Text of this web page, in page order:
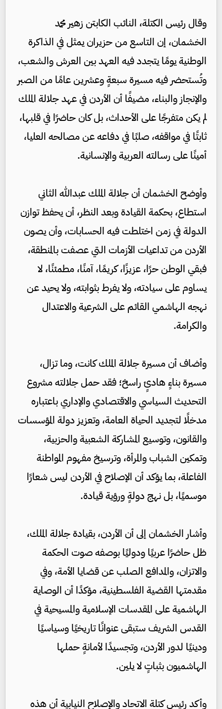
وقال رئيس الكتلة، النائب الكابتن زهير محمد
الخشمان، إن التاسع من حزيران يمثل في الذاكرة
الوطنية يومًا يتجدد فيه العهد بين العرش والشعب،
وتُستحضر فيه مسيرة سبعةٍ وعشرين عامًا من الصبر
والإنجاز والبناء، مضيفًا أن الأردن في عهد جلالة الملك
لم يكن متفرجًا على الأحداث، بل كان حاضرًا في قلبها،
ثابتًا في مواقفه، صلبًا في دفاعه عن مصالحه العليا،
أمينًا على رسالته العربية والإنسانية.
وأوضح الخشمان أن جلالة الملك عبدالله الثاني
استطاع، بحكمة القيادة وبعد النظر، أن يحفظ توازن
الدولة في زمن اختلطت فيه الحسابات، وأن يصون
الأردن من تداعيات الأزمات التي عصفت بالمنطقة،
فبقي الوطن حرًا، عزيزًا، كريمًا، آمنًا، مطمئنًا، لا
يساوم على سيادته، ولا يفرط بثوابته، ولا يحيد عن
نهجه الهاشمي القائم على الشرعية والاعتدال
والكرامة.
وأضاف أن مسيرة جلالة الملك كانت، وما تزال،
مسيرة بناءٍ هادئٍ راسخ؛ فقد حمل جلالته مشروع
التحديث السياسي والاقتصادي والإداري باعتباره
مدخلًا لتجديد الحياة العامة، وتعزيز دولة المؤسسات
والقانون، وتوسيع المشاركة الشعبية والحزبية،
وتمكين الشباب والمرأة، وترسيخ مفهوم المواطنة
الفاعلة، بما يؤكد أن الإصلاح في الأردن ليس شعارًا
موسميًا، بل نهج دولةٍ ورؤية قيادة.
وأشار الخشمان إلى أن الأردن، بقيادة جلالة الملك،
ظل حاضرًا عربيًا ودوليًا بوصفه صوت الحكمة
والاتزان، والمدافع الصلب عن قضايا الأمة، وفي
مقدمتها القضية الفلسطينية، مؤكدًا أن الوصاية
الهاشمية على المقدسات الإسلامية والمسيحية في
القدس الشريف ستبقى عنوانًا تاريخيًا وسياسيًا
ودينيًا لدور الأردن، وتجسيدًا لأمانةٍ حملها
الهاشميون بثباتٍ لا يلين.
وأكد رئيس كتلة الاتحاد والإصلاح النيابية أن هذه